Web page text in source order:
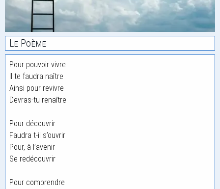
Le Poème
Pour pouvoir vivre
Il te faudra naître
Ainsi pour revivre
Devras-tu renaître
Pour découvrir
Faudra t-il s’ouvrir
Pour, à l’avenir
Se redécouvrir
Pour comprendre